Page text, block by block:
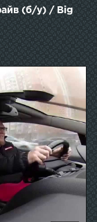
(б/у) / Big